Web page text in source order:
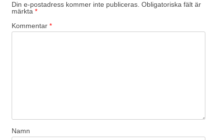
Din e-postadress kommer inte publiceras. Obligatoriska fält är
märkta *
Kommentar *
Namn